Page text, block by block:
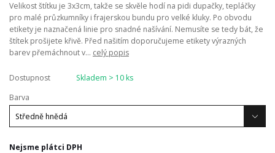
Velikost štítku je 3x3cm, takže se skvěle hodí na pidi dupačky, tepláčky
pro malé průzkumníky i frajerskou bundu pro velké kluky. Po obvodu
etikety je naznačená linie pro snadné našívání. Nemusíte se tedy bát, že
štítek prošijete křivě. Před našitím doporučujeme etikety výrazných
barev přemáchnout v... celý popis
Dostupnost
Skladem > 10 ks
Barva
Nejsme plátci DPH